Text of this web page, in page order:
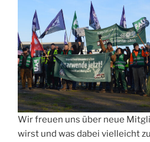
Wir freuen uns über neue
wirst und was dabei vielleicht